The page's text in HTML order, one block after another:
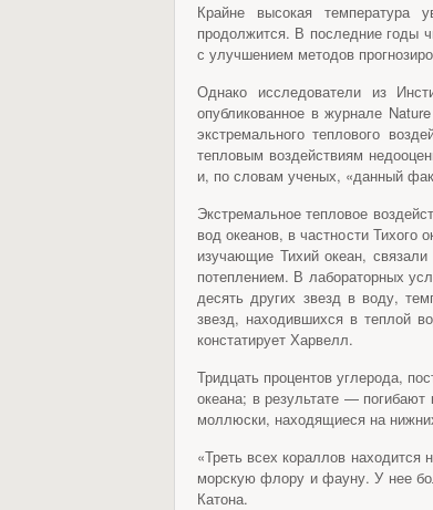
Крайне высокая температура
продолжится. В последние годы
с улучшением методов
Однако исследователи из
опубликованное в журнале
экстремального теплового
тепловым воздействиям
и, по словам ученых, «данный
Экстремальное тепловое
вод океанов, в частности Тихого
изучающие Тихий океан,
потеплением. В лабораторных
десять других звезд в воду,
звезд, находившихся в теплой
констатирует Харвелл.
Тридцать процентов углерода,
океана; в результате —
моллюски, находящиеся на
«Треть всех кораллов
морскую флору и фауну. У нее
Катона.